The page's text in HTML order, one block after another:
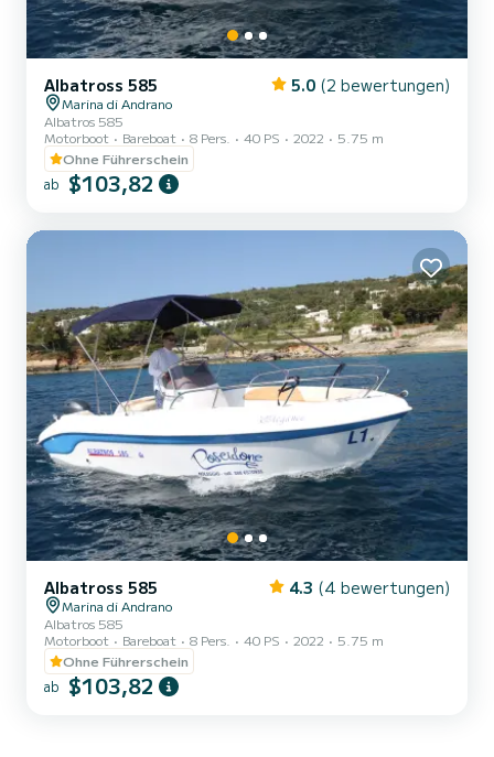
Albatross 585 5.0 (2 bewertungen)
Marina di Andrano
Albatros 585
Motorboot
Bareboat 8 Pers. 40 PS 2022
5.75 m
Ohne Führerschein
ab $103,82
Albatross 585 4.3 (4 bewertungen)
Marina di Andrano
Albatros 585
Motorboot
Bareboat 8 Pers. 40 PS 2022
5.75 m
Ohne Führerschein
ab $103,82